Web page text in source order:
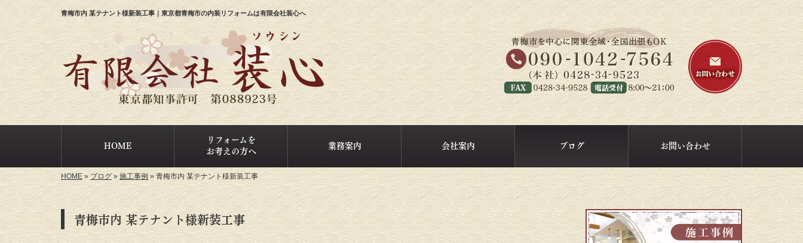
青梅市内 某テナント様新装工事｜東京都青梅市の内装リフォームは有限会社装心へ
HOME
リフォームを
お考えの方へ
業務案内 会社案内 ブログ お問い合わせ
HOME»ブログ » 施工事例 »青梅市内 某テナント様新装工事
青梅市内 某テナント様新装工事